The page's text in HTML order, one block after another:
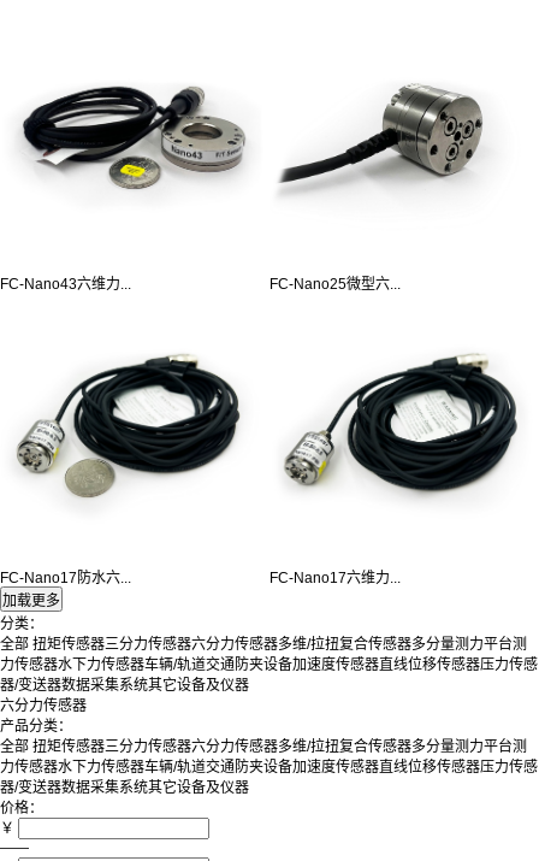
FC-Nano43六维力... FC-Nano25微型六...
FC-Nano17防水六... FC-Nano17六维力...
分类：
全部 扭矩传感器三分力传感器六分力传感器多维/拉扭复合传感器多分量测力平台测
力传感器水下力传感器车辆/轨道交通防夹设备加速度传感器直线位移传感器压力传感
器/变送器数据采集系统其它设备及仪器
六分力传感器
产品分类：
全部 扭矩传感器三分力传感器六分力传感器多维/拉扭复合传感器多分量测力平台测
力传感器水下力传感器车辆/轨道交通防夹设备加速度传感器直线位移传感器压力传感
器/变送器数据采集系统其它设备及仪器
价格：
￥
——